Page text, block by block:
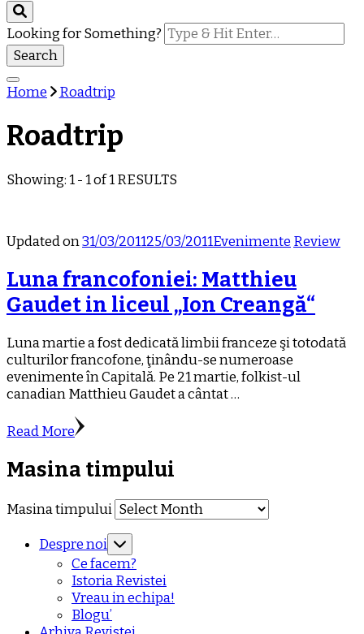
Looking for Something?
Home Roadtrip
Roadtrip
Showing: 1 - 1 of 1 RESULTS
Updated on31/03/201125/03/2011Evenimente Review
Luna francofoniei: Matthieu
Gaudet in liceul „Ion Creangă“
Luna martie a fost dedicată limbii franceze şi totodată
culturilor francofone, ţinându-se numeroase
evenimente în Capitală. Pe 21 martie, folkist-ul
canadian Matthieu Gaudet a cântat …
Read More
Masina timpului
Masina timpului
Despre noi
Ce facem?
Istoria Revistei
Vreau in echipa!
Blogu’